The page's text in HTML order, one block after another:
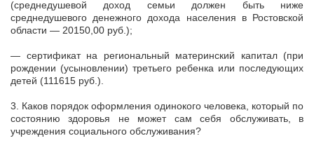
(среднедушевой доход семьи должен быть ниже
среднедушевого денежного дохода населения в Ростовской
области — 20150,00 руб.);
— сертификат на региональный материнский капитал (при
рождении (усыновлении) третьего ребенка или последующих
детей (111615 руб.).
3. Каков порядок оформления одинокого человека, который по
состоянию здоровья не может сам себя обслуживать, в
учреждения социального обслуживания?